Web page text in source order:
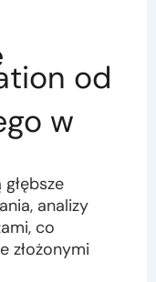
od
w
analizy
co
złożonymi